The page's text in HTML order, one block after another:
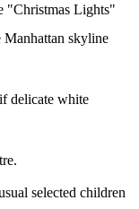
"Christmas Lights"
Manhattan skyline
delicate white
selected children